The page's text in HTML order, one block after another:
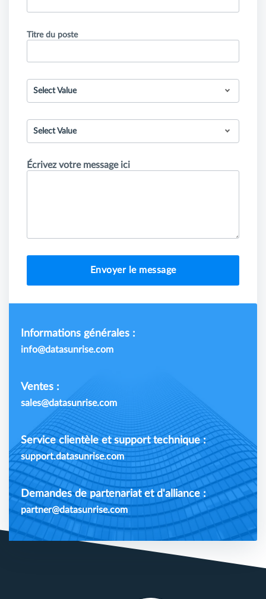
Titre du poste
Select Value
Select Value
Écrivez votre message ici
Envoyer le message
Informations générales :
info@datasunrise.com
Ventes :
sales@datasunrise.com
Service clientèle et support technique :
support.datasunrise.com
Demandes de partenariat et d'alliance :
partner@datasunrise.com